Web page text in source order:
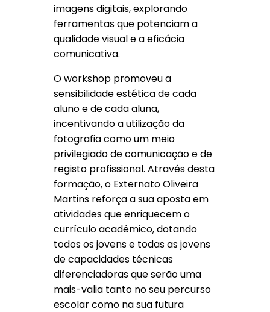
imagens digitais, explorando
ferramentas que potenciam a
qualidade visual e a eficácia
comunicativa.
O workshop promoveu a
sensibilidade estética de cada
aluno e de cada aluna,
incentivando a utilização da
fotografia como um meio
privilegiado de comunicação e de
registo profissional. Através desta
formação, o Externato Oliveira
Martins reforça a sua aposta em
atividades que enriquecem o
currículo académico, dotando
todos os jovens e todas as jovens
de capacidades técnicas
diferenciadoras que serão uma
mais-valia tanto no seu percurso
escolar como na sua futura